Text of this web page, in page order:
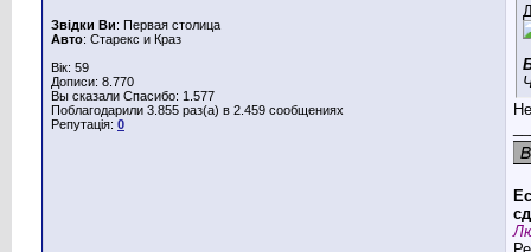
Звідки Ви: Первая столица
Авто: Старекс и Краз
Вік: 59
Дописи: 8.770
Вы сказали Спасибо: 1.577
Поблагодарили 3.855 раз(а) в 2.459 сообщениях
Репутація: 0